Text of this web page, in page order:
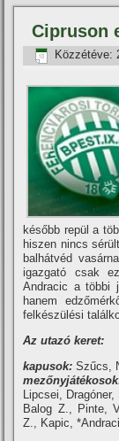
Cipruson
Közzétéve:
később repül a
hiszen nincs
balhátvéd
igazgató csak
Andracic a többi
hanem
felkészülési
Az utazó keret:
kapusok: Szűcs,
Lipcsei,
Balog Z., Pinte,
Z., Kapic,